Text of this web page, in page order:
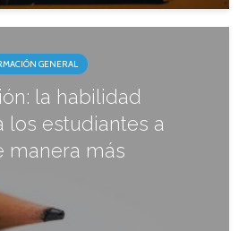
GENERAL
la habilidad
los estudiantes a
manera más